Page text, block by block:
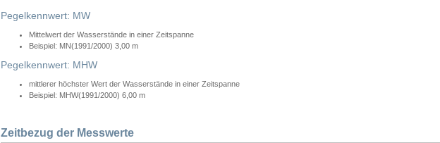
Pegelkennwert: MW
Mittelwert der Wasserstände in einer Zeitspanne
Beispiel: MN(1991/2000) 3,00 m
Pegelkennwert: MHW
mittlerer höchster Wert der Wasserstände in einer Zeitspanne
Beispiel: MHW(1991/2000) 6,00 m
Zeitbezug der Messwerte